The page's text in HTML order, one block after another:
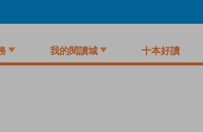
我的閱讀城 十本好讀